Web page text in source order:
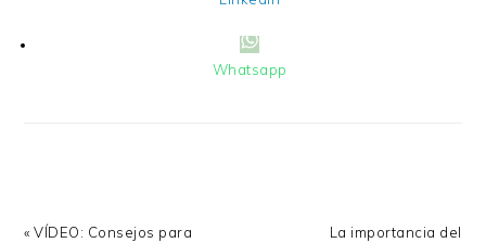
Whatsapp
Previous
« VÍDEO: Consejos para
Next
La importancia del